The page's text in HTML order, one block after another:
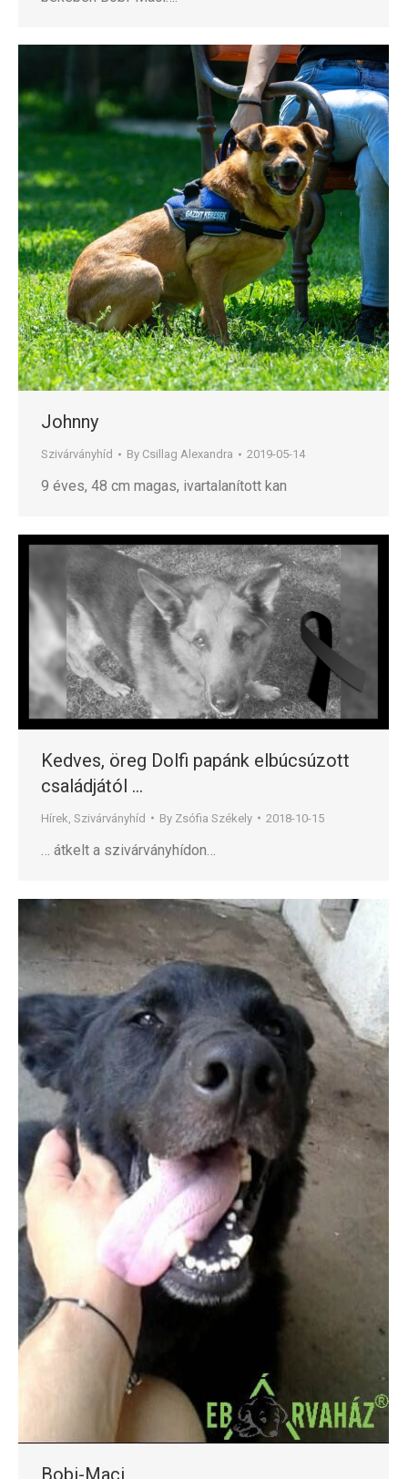
Johnny
Szivárványhíd By Csillag Alexandra 2019-05-14
9 éves, 48 cm magas, ivartalanított kan
Kedves, öreg Dolfi papánk elbúcsúzott
családjától …
Hírek Szivárványhíd By Zsófia Székely 2018-10-15
… átkelt a szivárványhídon…
Bobi-Maci